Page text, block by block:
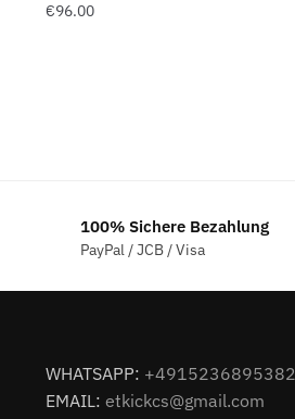
€96.00
100% Sichere Bezahlung
PayPal / JCB / Visa
WHATSAPP: +4915236895382
EMAIL: etkickcs@gmail.com